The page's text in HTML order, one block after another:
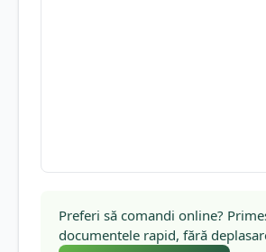
Preferi să comandi online?
documentele rapid, fără